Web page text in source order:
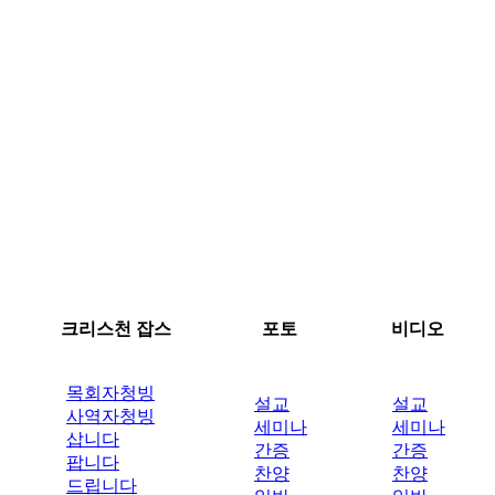
크리스천 잡스 포토 비디오
목회자청빙
사역자청빙
삽니다
팝니다
드립니다
설교
세미나
간증
찬양
설교
세미나
간증
찬양